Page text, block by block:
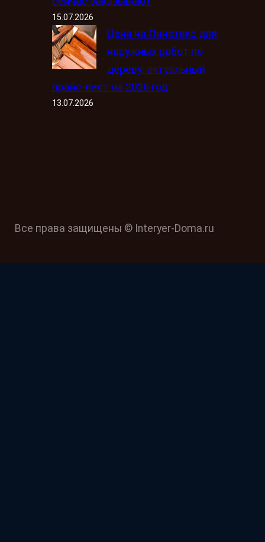
15.07.2026
Цена на Пинотекс для
наружных работ по
дереву: актуальный
прайс-лист на 2026 год
13.07.2026
Все права защищены © Interyer-Doma.ru